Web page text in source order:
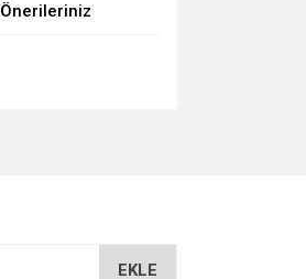
Önerileriniz
EKLE